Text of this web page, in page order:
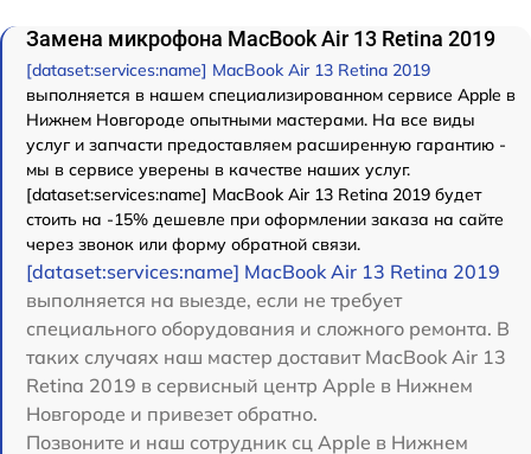
Замена микрофона MacBook Air 13 Retina 2019
[dataset:services:name] MacBook Air 13 Retina 2019
выполняется в нашем специализированном сервисе Apple в
Нижнем Новгороде опытными мастерами. На все виды
услуг и запчасти предоставляем расширенную гарантию -
мы в сервисе уверены в качестве наших услуг.
[dataset:services:name] MacBook Air 13 Retina 2019 будет
стоить на -15% дешевле при оформлении заказа на сайте
через звонок или форму обратной связи.
[dataset:services:name] MacBook Air 13 Retina 2019
выполняется на выезде, если не требует
специального оборудования и сложного ремонта. В
таких случаях наш мастер доставит MacBook Air 13
Retina 2019 в сервисный центр Apple в Нижнем
Новгороде и привезет обратно.
Позвоните и наш сотрудник сц Apple в Нижнем